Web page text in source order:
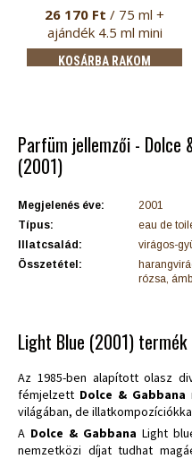
26 170 Ft / 75 ml +
ajándék 4.5 ml mini
parfüm + …
KOSÁRBA RAKOM
Parfüm jellemzői - Dolce
(2001)
Megjelenés éve:
2001
Típus:
eau de
Illatcsalád:
virágos-
Összetétel:
rózsa,
Light Blue (2001) termék
Az 1985-ben alapított olasz
fémjelzett Dolce & Gabbana
világában, de
A Dolce & Gabbana Light
nemzetközi díjat tudhat